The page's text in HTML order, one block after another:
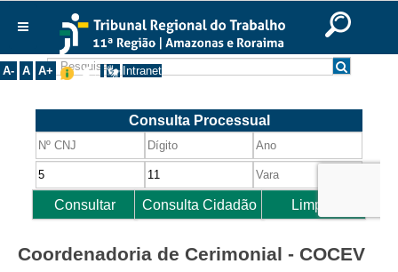
Ir para o rodapé
English
Português Español
A- A A+ Intranet
Institucional
Corregedoria
Composição
Desembargadores
Turmas
Coordenadoria de Cerimonial - COCEV